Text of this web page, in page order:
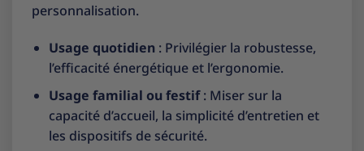
personnalisation.
Usage quotidien: Privilégier la robustesse,
l’efficacité énergétique et l’ergonomie.
Usage familial ou festif: Miser sur la
capacité d’accueil, la simplicité d’entretien et
les dispositifs de sécurité.